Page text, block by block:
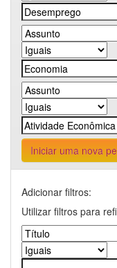
Iniciar uma nova
Adicionar filtros:
Utilizar filtros para